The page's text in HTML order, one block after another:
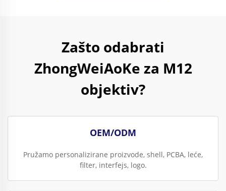
Zašto odabrati
ZhongWeiAoKe za M12
objektiv?
OEM/ODM
Pružamo personalizirane proizvode, shell, PCBA, leće,
filter, interfejs, logo.